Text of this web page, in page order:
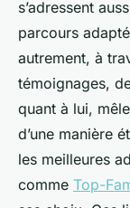
s’adressent
parcours
autrement, à
témoignages,
quant à lui,
d’une manière
les meilleures
comme Top-